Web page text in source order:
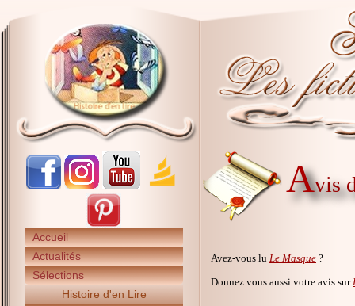
Accueil
Actualités
Sélections
Histoire d'en Lire
Avis
Avez-vous lu Le Masque ?
Donnez vous aussi votre avis sur